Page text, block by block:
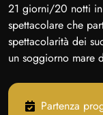
21 giorni/20 notti
spettacolare che
spettacolarità dei
un soggiorno mare
Partenza